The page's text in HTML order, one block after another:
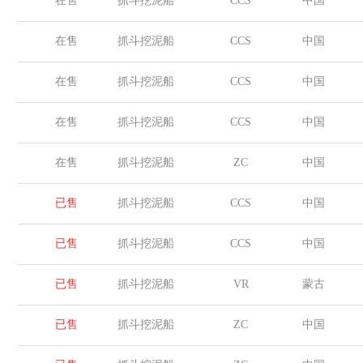
在售 抓斗挖泥船 CCS 中国
在售 抓斗挖泥船 CCS 中国
在售 抓斗挖泥船 CCS 中国
在售 抓斗挖泥船 ZC 中国
已售 抓斗挖泥船 CCS 中国
已售 抓斗挖泥船 CCS 中国
已售 抓斗挖泥船 VR 蒙古
已售 抓斗挖泥船 ZC 中国